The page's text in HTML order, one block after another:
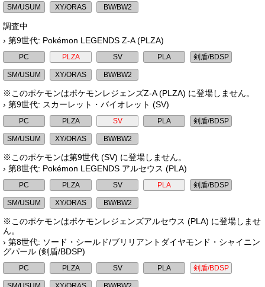
調査中
› 第9世代: Pokémon LEGENDS Z-A (PLZA)
※このポケモンはポケモンレジェンズZ-A (PLZA) に登場しません。
› 第9世代: スカーレット・バイオレット (SV)
※このポケモンは第9世代 (SV) に登場しません。
› 第8世代: Pokémon LEGENDS アルセウス (PLA)
※このポケモンはポケモンレジェンズアルセウス (PLA) に登場しませ
ん。
› 第8世代: ソード・シールド/ブリリアントダイヤモンド・シャイニン
グパール (剣盾/BDSP)